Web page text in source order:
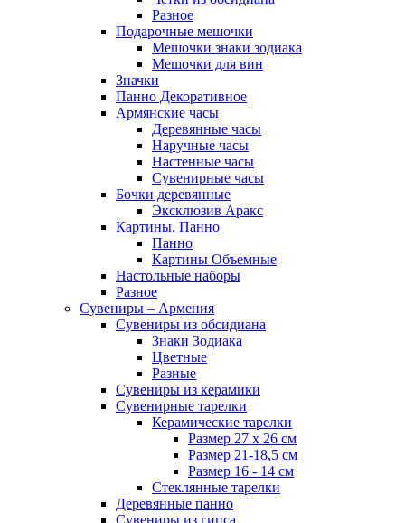
Разное
Подарочные мешочки
Мешочки знаки зодиака
Мешочки для вин
Значки
Панно Декоративное
Армянские часы
Деревянные часы
Наручные часы
Настенные часы
Сувенирные часы
Бочки деревянные
Эксклюзив Аракс
Картины. Панно
Панно
Картины Объемные
Настольные наборы
Разное
Сувениры – Армения
Сувениры из обсидиана
Знаки Зодиака
Цветные
Разные
Сувениры из керамики
Сувенирные тарелки
Керамические тарелки
Размер 27 х 26 см
Размер 21-18,5 см
Размер 16 - 14 см
Стеклянные тарелки
Деревянные панно
Сувениры из гипса